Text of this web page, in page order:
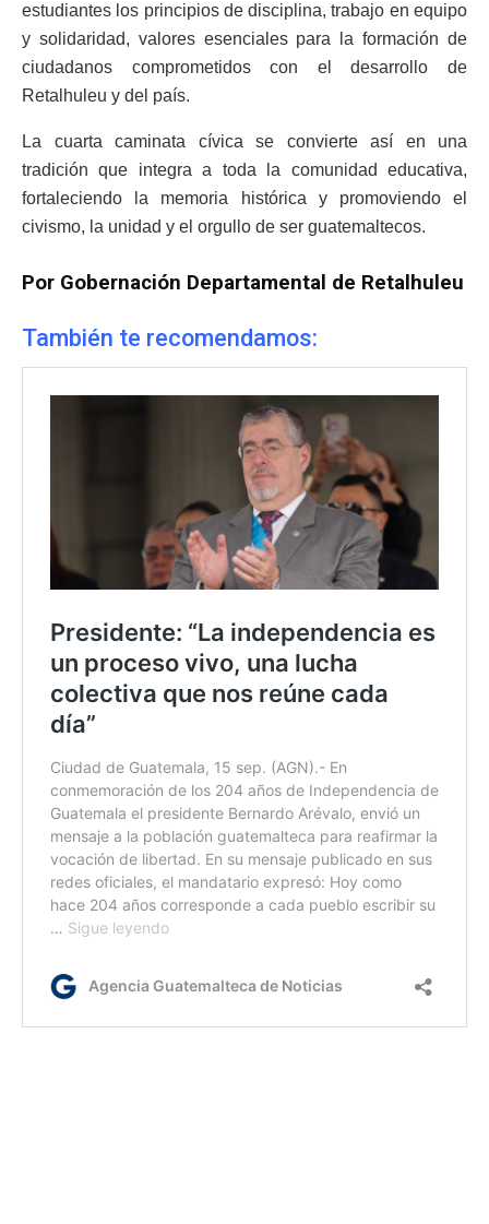
estudiantes los principios de disciplina, trabajo en equipo
y solidaridad, valores esenciales para la formación de
ciudadanos comprometidos con el desarrollo de
Retalhuleu y del país.
La cuarta caminata cívica se convierte así en una
tradición que integra a toda la comunidad educativa,
fortaleciendo la memoria histórica y promoviendo el
civismo, la unidad y el orgullo de ser guatemaltecos.
Por Gobernación Departamental de Retalhuleu
También te recomendamos: